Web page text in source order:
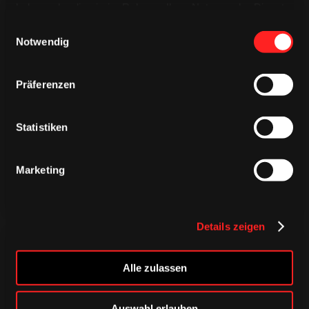
Notwendig
Präferenzen
Statistiken
Marketing
Details zeigen
Alle zulassen